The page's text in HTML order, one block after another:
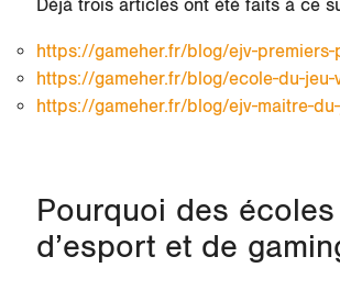
Déjà trois articles ont été faits à ce
https://gameher.fr/blog/ejv-premiers-
https://gameher.fr/blog/ecole-du-jeu-
https://gameher.fr/blog/ejv-maitre-
Pourquoi des écoles
d’esport et de